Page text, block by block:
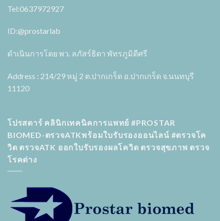
Tel:0637972927
ID:@prostarlab
ดำเนินการโดย พว. ลภัสร์ธิดา พัทรภูมิดีศรี
Address : 214/29 หมู่ 2 ต.ปากเกร็ด อ.ปากเกร็ด จ.นนทบุรี
11120
โปรสตาร์ คลินิกเทคนิคการแพทย์ #PROSTAR
BIOMED-ตรวจATKพร้อมใบรับรองออนไลน์ #ตรวจโค
วิด ตรวจATK ออกใบรับรองผลโควิด ตรวจสุขภาพ ตรวจ
โรคต่าง